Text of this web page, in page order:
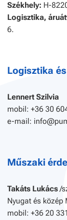
Székhely: H-
Logisztika,
6.
Logisztika
Lennert Szilvia
mobil: +36 30
e-mail:
Műszaki
Takáts Lukács/
Nyugat és közép
mobil: +36 20